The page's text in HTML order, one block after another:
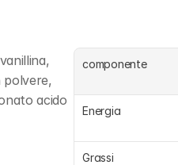
polvere,
acido
componente
Energia
Grassi